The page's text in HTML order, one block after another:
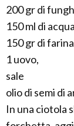
200 gr di
150 ml di
150 gr di farina
1 uovo,
sale
olio di semi di
In una ciotola